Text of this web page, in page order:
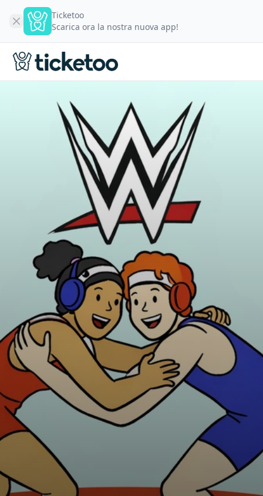
Ticketoo
Scarica ora la nostra nuova app!